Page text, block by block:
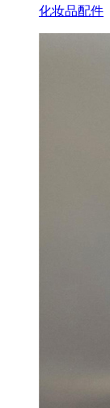
化妆品配件